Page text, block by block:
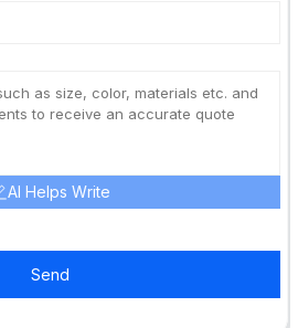
AI Helps Write
Send